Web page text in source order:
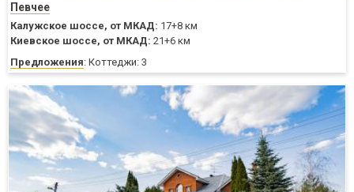
Певчее
Калужское шоссе, от МКАД: 17+8 км
Киевское шоссе, от МКАД: 21+6 км
Предложения: Коттеджи: 3